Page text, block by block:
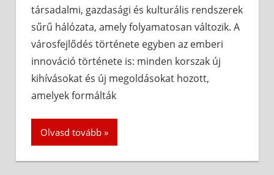
társadalmi, gazdasági és kulturális rendszerek
sűrű hálózata, amely folyamatosan változik. A
városfejlődés története egyben az emberi
innováció története is: minden korszak új
kihívásokat és új megoldásokat hozott,
amelyek formálták
Olvasd tovább